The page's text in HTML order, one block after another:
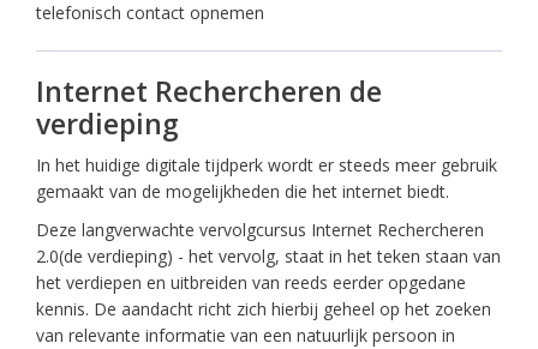
telefonisch contact opnemen
Internet Rechercheren de
verdieping
In het huidige digitale tijdperk wordt er steeds meer gebruik
gemaakt van de mogelijkheden die het internet biedt.
Deze langverwachte vervolgcursus Internet Rechercheren
2.0(de verdieping) - het vervolg, staat in het teken staan van
het verdiepen en uitbreiden van reeds eerder opgedane
kennis. De aandacht richt zich hierbij geheel op het zoeken
van relevante informatie van een natuurlijk persoon in